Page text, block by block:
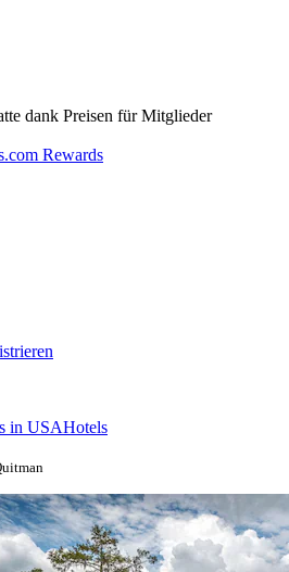
dank Preisen für Mitglieder
Rewards
in USAHotels